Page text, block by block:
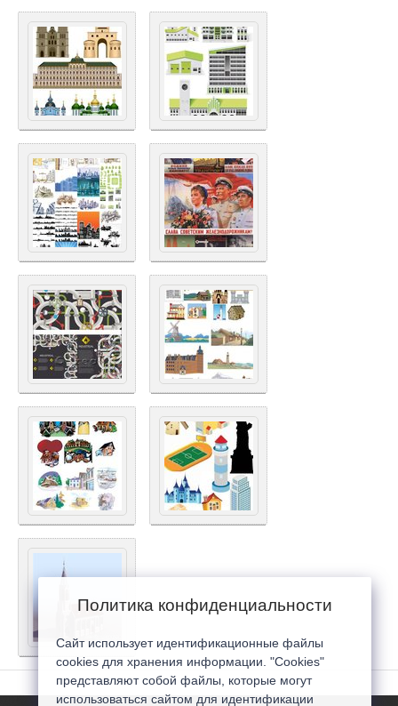
Политика конфиденциальности
Сайт использует идентификационные файлы
cookies для хранения информации. "Cookies"
представляют собой файлы, которые могут
использоваться сайтом для идентификации